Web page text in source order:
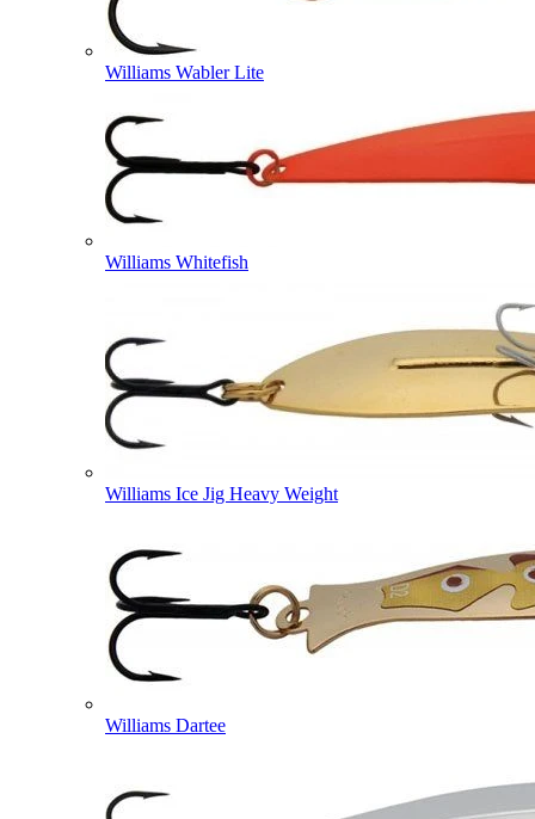
Williams Wabler Lite
Williams Whitefish
Williams Ice Jig Heavy Weight
Williams Dartee